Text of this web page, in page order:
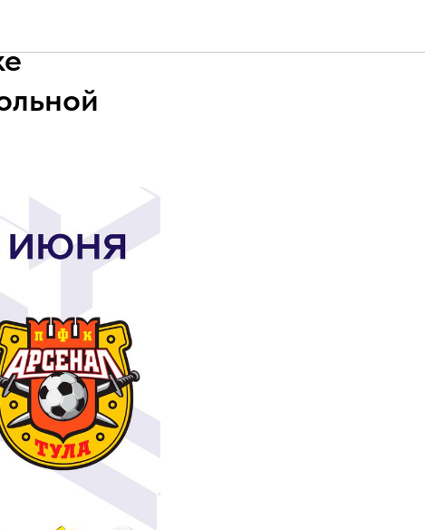
и 2008